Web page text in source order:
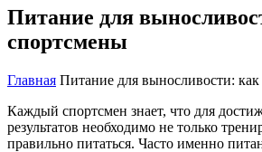
Питание для
спортсмены
Главная Питание для выносливости:
Каждый спортсмен знает, что для
результатов необходимо не только
правильно питаться. Часто именно